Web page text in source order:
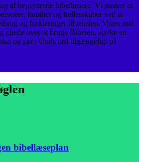
af begejstrede bibellæsere. Vi ønsker at
familier og fællesskaber ved at
og forklaringer til teksten. Vores mål
glæde over at bruge Bibelen, styrke en
og gøre Guds ord tilgængeligt på
bibellæseplan